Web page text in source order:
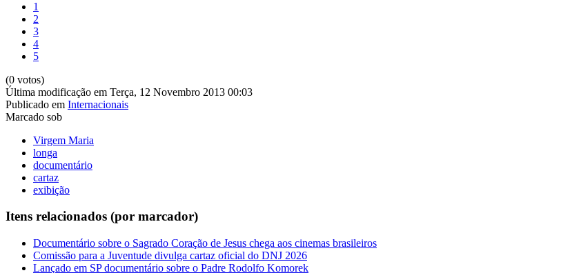
1
2
3
4
5
(0 votos)
Última modificação em Terça, 12 Novembro 2013 00:03
Publicado em Internacionais
Marcado sob
Virgem Maria
longa
documentário
cartaz
exibição
Itens relacionados (por marcador)
Documentário sobre o Sagrado Coração de Jesus chega aos cinemas brasileiros
Comissão para a Juventude divulga cartaz oficial do DNJ 2026
Lançado em SP documentário sobre o Padre Rodolfo Komorek